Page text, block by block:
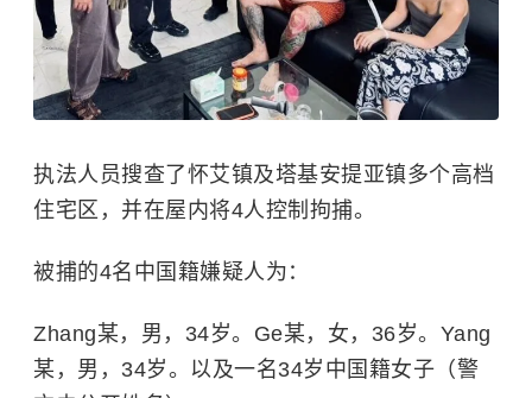
执法人员搜查了怀艾镇及塔基安提亚镇多个高档
住宅区，并在屋内将4人控制拘捕。
被捕的4名中国籍嫌疑人为：
Zhang某，男，34岁。Ge某，女，36岁。Yang
某，男，34岁。以及一名34岁中国籍女子（警